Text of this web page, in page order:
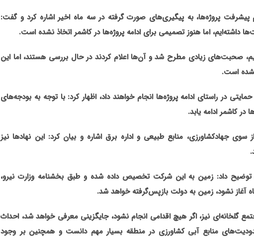
پيشرفت پروژهها، به پيگيريهاي صورت گرفته در سه ماه اخير اشاره کرد و گفت:
ها داشته‌ایم، اما هنوز تصميمي براي ادامه پروژهها در کاشمر اتخاذ نشده است.
صحبتهاي زيادي مطرح شد و آن‌ها اعلام کردند در حال بررسي هستند، اما اين
است.
در راستاي ادامه پروژهها انجام خواهند داد، اظهار کرد: با توجه به بودجههاي
در کاشمر ادامه يابد.
جهادکشاورزي، منابع طبيعي و اداره برق اشاره و بيان کرد: اين نهادها نيز
نيروگاه 100 مگاواتي توضيح داد: زمين به اين شرکت تخصيص داده شده و طبق بخشنامه وزارت نيرو،
آغاز نشود، زمين به دولت بازپسگرفته خواهد شد.
گلخانهاي نيز، اگر هيچ اقدامي انجام نشود، جايگزيني معرفي خواهد شد، احداث
هاي منابع آبي کشاورزي در منطقه بسيار مهم دانست و همچنين بر وجود